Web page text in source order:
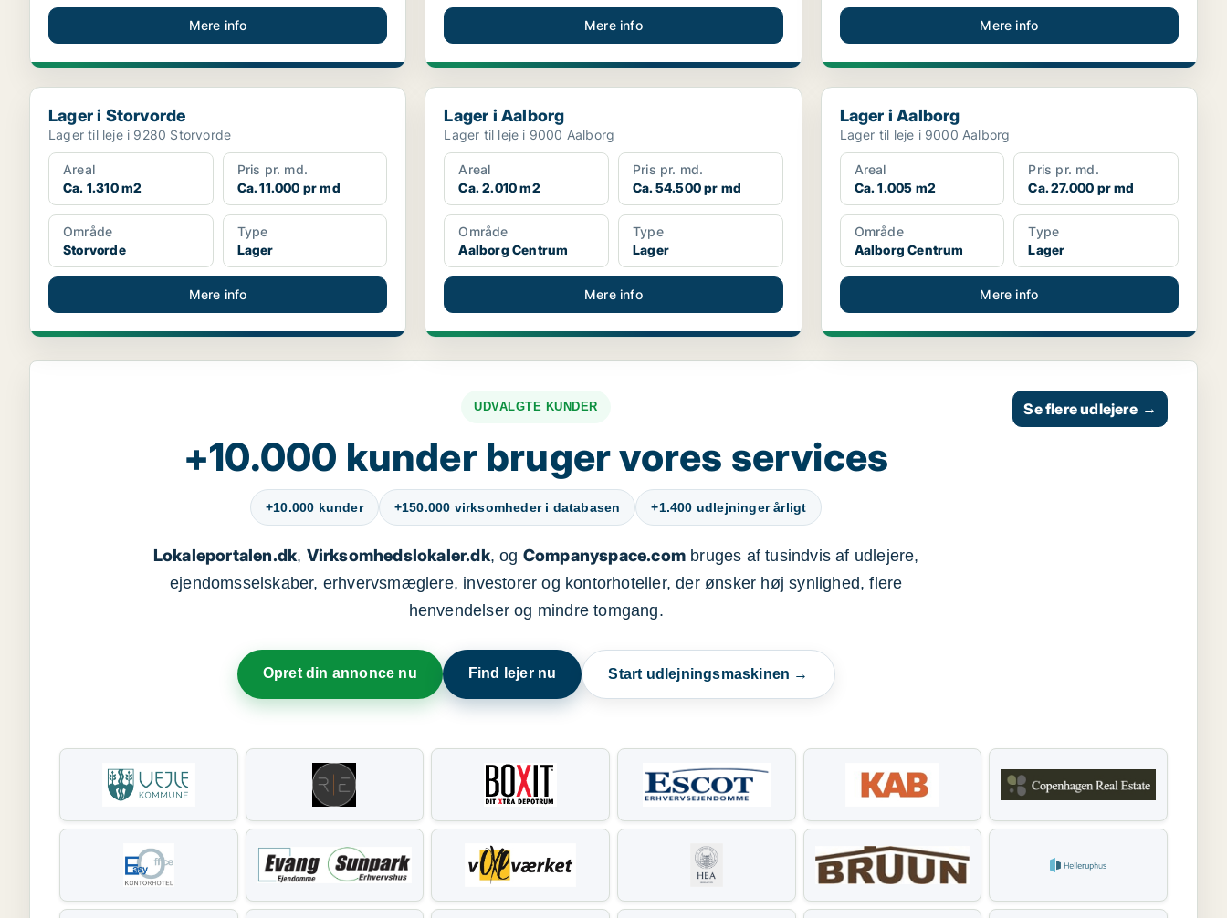
Mere info Mere info Mere info
Lager i Storvorde
Lager i Storvorde
Lager til leje i 9280 Storvorde
Areal
Ca. 1.310 m2
Pris pr. md.
Ca. 11.000 pr md
Område
Storvorde
Type
Lager
Mere info
Lager i Aalborg
Lager i Aalborg
Lager til leje i 9000 Aalborg
Areal
Ca. 2.010 m2
Pris pr. md.
Ca. 54.500 pr md
Område
Aalborg Centrum
Type
Lager
Mere info
Lager i Aalborg
Lager i Aalborg
Lager til leje i 9000 Aalborg
Areal
Ca. 1.005 m2
Pris pr. md.
Ca. 27.000 pr md
Område
Aalborg Centrum
Type
Lager
Mere info
UDVALGTE KUNDER
+10.000 kunder bruger vores services
+10.000 kunder +150.000 virksomheder i databasen +1.400 udlejninger årligt
Lokaleportalen.dk, Virksomhedslokaler.dk, og Companyspace.combruges af tusindvis af udlejere,
ejendomsselskaber, erhvervsmæglere, investorer og kontorhoteller, der ønsker høj synlighed, flere
henvendelser og mindre tomgang.
Opret din annonce nu Find lejer nu Start udlejningsmaskinen →
Se flere udlejere →